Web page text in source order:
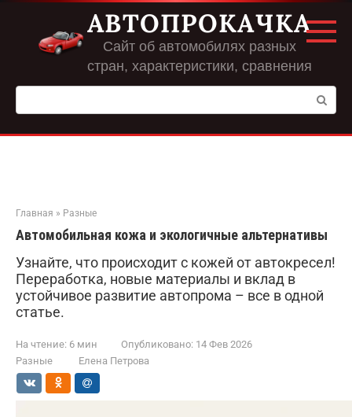
Перейти
контенту
АВТОПРОКАЧКА
Сайт об автомобилях разных
стран, характеристики, сравнения
Поиск:
Главная » Разные
Автомобильная кожа и экологичные альтернативы
Узнайте, что происходит с кожей от автокресел!
Переработка, новые материалы и вклад в
устойчивое развитие автопрома – все в одной
статье.
На чтение: 6 мин Опубликовано: 14 Фев 2026
Разные
Елена Петрова